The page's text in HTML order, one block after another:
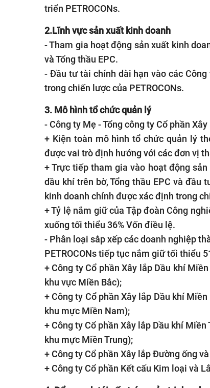
triển PETROCONs.
2.Lĩnh vực sản xuất kinh doanh
- Tham gia hoạt động sản xuất kinh
và Tổng thầu EPC.
- Đầu tư tài chính dài hạn vào các
trong chiến lược của PETROCONs.
3. Mô hình tổ chức quản lý
- Công ty Mẹ - Tổng công ty Cổ phần
+ Kiện toàn mô hình tổ chức quản lý
được vai trò định hướng với các đơn vị
+ Trực tiếp tham gia vào hoạt động
dầu khí trên bờ, Tổng thầu EPC và đầu
kinh doanh chính được xác định trong
+ Tỷ lệ nắm giữ của Tập đoàn Công
xuống tối thiểu 36% Vốn điều lệ.
- Phân loại sắp xếp các doanh nghiệp
PETROCONs tiếp tục nắm giữ tối thiểu
+ Công ty Cổ phần Xây lắp Dầu khí
khu vực Miền Bắc);
+ Công ty Cổ phần Xây lắp Dầu khí
khu mực Miền Nam);
+ Công ty Cổ phần Xây lắp Dầu khí
khu mực Miền Trung);
+ Công ty Cổ phần Xây lắp Đường ống
+ Công ty Cổ phần Kết cấu Kim loại và